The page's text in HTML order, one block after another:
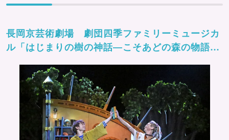
長岡京芸術劇場 劇団四季ファミリーミュージカ
ル「はじまりの樹の神話―こそあどの森の物語